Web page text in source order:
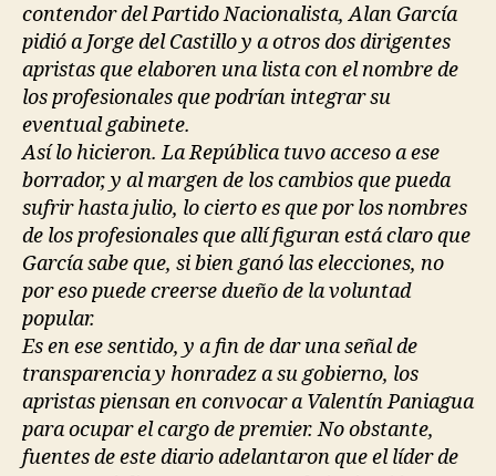
contendor del Partido Nacionalista, Alan García
pidió a Jorge del Castillo y a otros dos dirigentes
apristas que elaboren una lista con el nombre de
los profesionales que podrían integrar su
eventual gabinete.
Así lo hicieron. La República tuvo acceso a ese
borrador, y al margen de los cambios que pueda
sufrir hasta julio, lo cierto es que por los nombres
de los profesionales que allí figuran está claro que
García sabe que, si bien ganó las elecciones, no
por eso puede creerse dueño de la voluntad
popular.
Es en ese sentido, y a fin de dar una señal de
transparencia y honradez a su gobierno, los
apristas piensan en convocar a Valentín Paniagua
para ocupar el cargo de premier. No obstante,
fuentes de este diario adelantaron que el líder de